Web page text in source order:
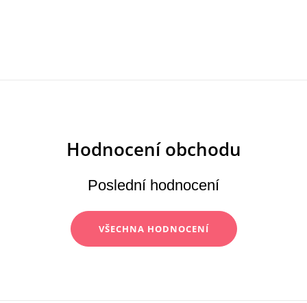
Poslední hodnocení
VŠECHNA HODNOCENÍ